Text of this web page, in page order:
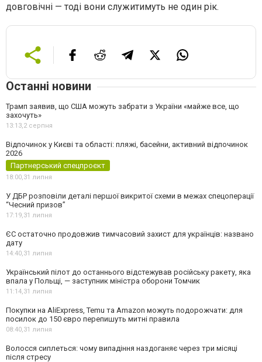
довговічні — тоді вони служитимуть не один рік.
Останні новини
Трамп заявив, що США можуть забрати з України «майже все, що
захочуть»
13:13,2 серпня
Відпочинок у Києві та області: пляжі, басейни, активний відпочинок
2026
Партнерський спецпроєкт
18:00,31 липня
У ДБР розповіли деталі першої викритої схеми в межах спецоперації
“Чесний призов”
17:19,31 липня
ЄС остаточно продовжив тимчасовий захист для українців: названо
дату
14:40,31 липня
Український пілот до останнього відстежував російську ракету, яка
впала у Польщі, — заступник міністра оборони Томчик
11:14,31 липня
Покупки на AliExpress, Temu та Amazon можуть подорожчати: для
посилок до 150 євро перепишуть митні правила
08:40,31 липня
Волосся сиплеться: чому випадіння наздоганяє через три місяці
після стресу